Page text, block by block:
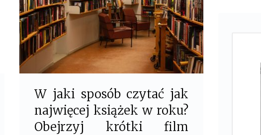
W jaki sposób czytać jak
najwięcej książek w roku?
Obejrzyj krótki film